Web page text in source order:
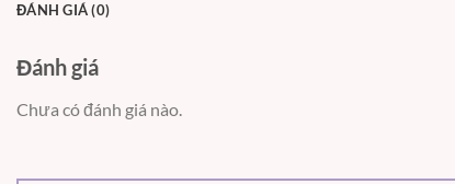
ĐÁNH GIÁ (0)
Đánh giá
Chưa có đánh giá nào.